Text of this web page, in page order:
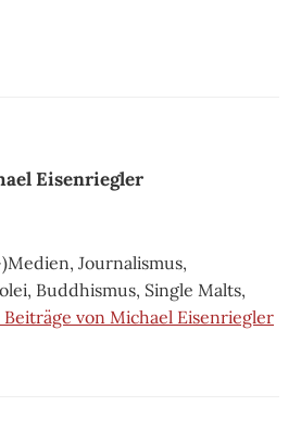
Eisenriegler
Journalismus,
Buddhismus, Single Malts,
Beiträge von Michael Eisenriegler